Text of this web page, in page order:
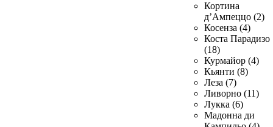
Кортина
д’Ампеццо (2)
Косенза (4)
Коста Парадизо
(18)
Курмайор (4)
Кьянти (8)
Леза (7)
Ливорно (11)
Лукка (6)
Мадонна ди